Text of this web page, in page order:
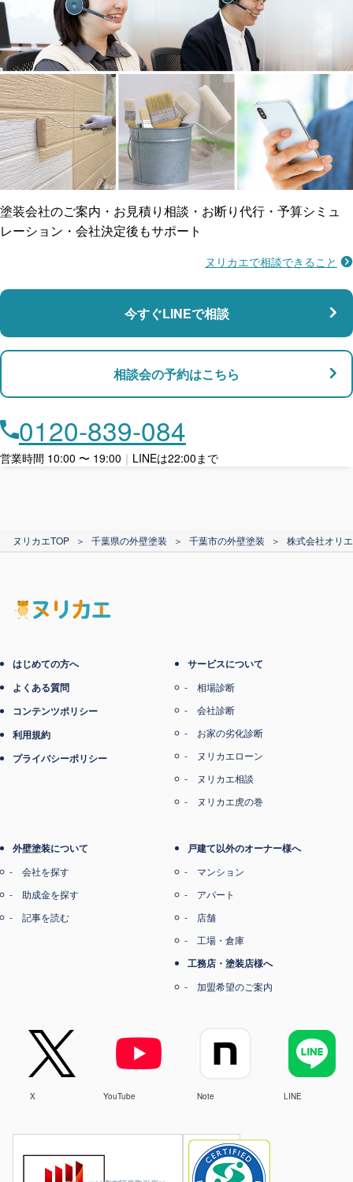
工事保険
ご近所トラブルに
賠償保険
瑕疵保険
支払い対応
ローン利用
カード支払い
雨漏り修繕
防水工事
マンション・アパート対応
店舗・事務所対応
塗装会社のご案内・お見積り相談・お断り代行・予算シミュ
レーション・会社決定後もサポート
ヌリカエで相談できること
今すぐLINEで相談
相談会の予約はこちら
0120-839-084
営業時間 10:00 〜 19:00 ｜ LINEは22:00まで
ヌリカエTOP ＞ 千葉県の外壁塗装 ＞ 千葉市の外壁塗装 ＞ 株式会社オリ
はじめての方へ
よくある質問
コンテンツポリシー
利用規約
プライバシーポリシー
サービスについて
相場診断
会社診断
お家の劣化診断
ヌリカエローン
ヌリカエ相談
ヌリカエ虎の巻
外壁塗装について
会社を探す
助成金を探す
記事を読む
戸建て以外のオーナー様へ
マンション
アパート
店舗
工場・倉庫
工務店・塗装店様へ
加盟希望のご案内
X YouTube Note LINE